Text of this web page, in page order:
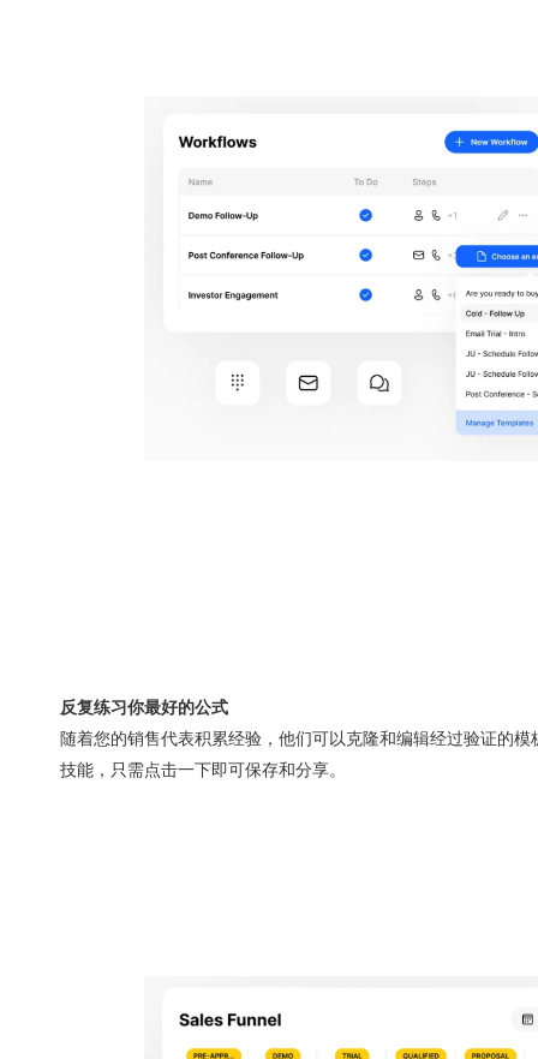
反复练习你最好的公式
随着您的销售代表积累经验，他们可以克隆和编辑经过验证的
技能，只需点击一下即可保存和分享。